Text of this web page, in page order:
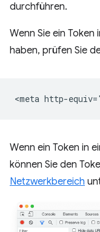
durchführen.
Wenn Sie ein
haben, prüfen Sie
Wenn ein Token in
können Sie den
Netzwerkbereich